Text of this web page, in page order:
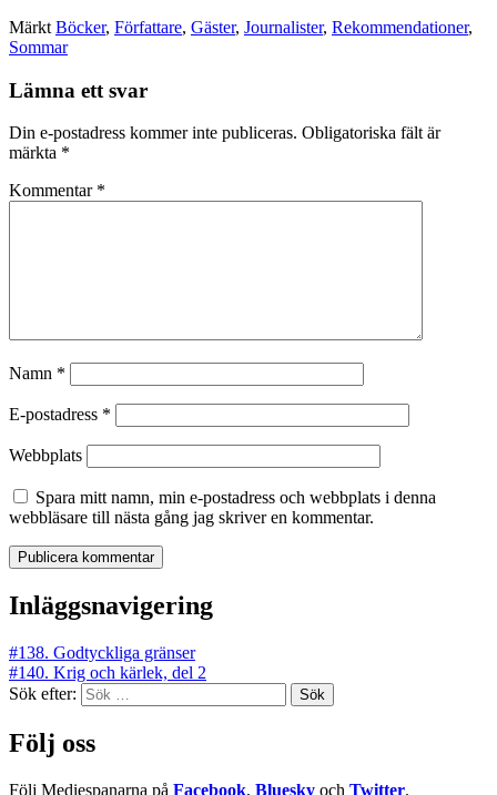
Märkt Böcker, Författare, Gäster, Journalister, Rekommendationer,
Sommar
Lämna ett svar
Din e-postadress kommer inte publiceras. Obligatoriska fält är
märkta *
Kommentar *
Namn *
E-postadress *
Webbplats
Spara mitt namn, min e-postadress och webbplats i denna
webbläsare till nästa gång jag skriver en kommentar.
Inläggsnavigering
#138. Godtyckliga gränser
#140. Krig och kärlek, del 2
Sök efter:
Följ oss
Följ Mediespanarna på Facebook, Bluesky och Twitter.